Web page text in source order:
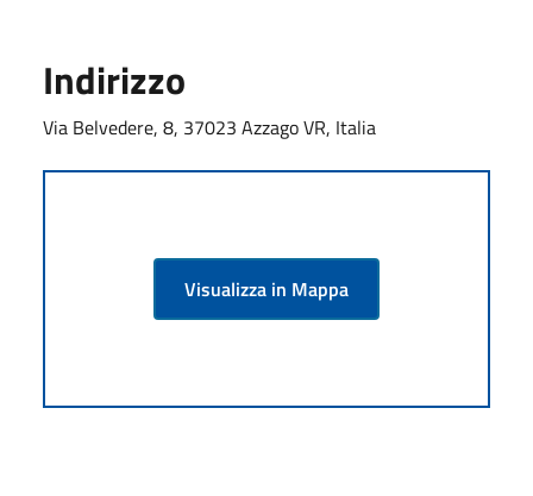
Indirizzo
Via Belvedere, 8, 37023 Azzago VR, Italia
Visualizza in Mappa